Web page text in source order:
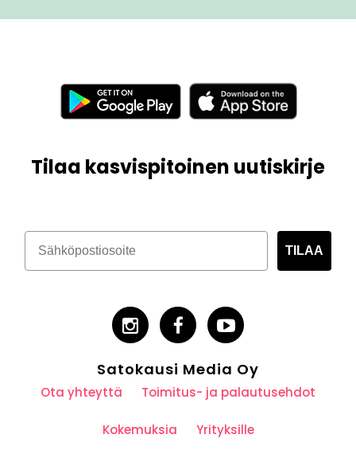
Tilaa kasvispitoinen uutiskirje
TILAA
Satokausi Media Oy
Ota yhteyttä Toimitus- ja palautusehdot
Kokemuksia Yrityksille